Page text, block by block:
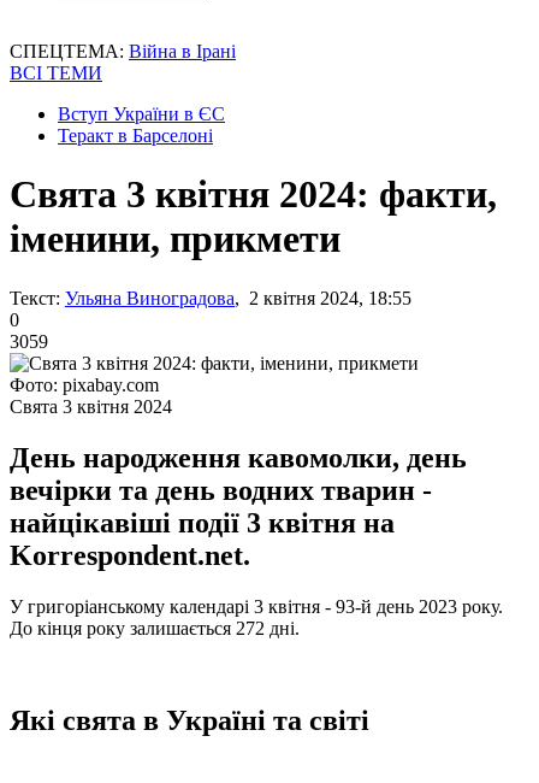
СПЕЦТЕМА: Війна в Ірані
ВСІ ТЕМИ
Вступ України в ЄС
Теракт в Барселоні
Свята 3 квітня 2024: факти,
іменини, прикмети
Текст: Ульяна Виноградова, 2 квітня 2024, 18:55
0
3059
Фото: pixabay.com
Свята 3 квітня 2024
День народження кавомолки, день
вечірки та день водних тварин -
найцікавіші події 3 квітня на
Korrespondent.net.
У григоріанському календарі 3 квітня - 93-й день 2023 року.
До кінця року залишається 272 дні.
Які свята в Україні та світі